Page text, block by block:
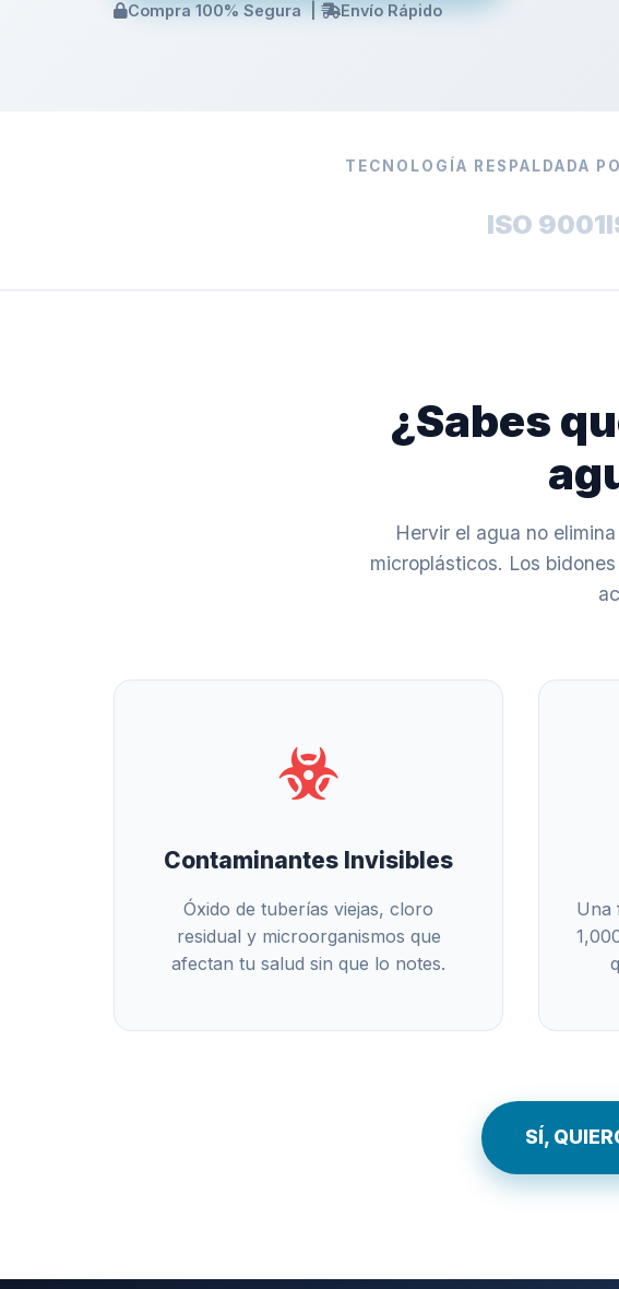
Compra 100% Segura | Envío Rápido
TECNOLOGÍA RESPALDADA
ISO 9001
¿Sabes
Hervir el agua no
microplásticos. Los
Contaminantes Invisibles
Óxido de tuberías viejas, cloro
residual y microorganismos que
afectan tu salud sin que lo notes.
Una
SÍ,